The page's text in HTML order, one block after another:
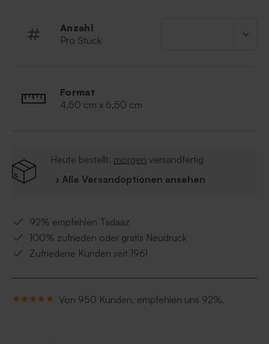
Palm Kernelate, Glycerin, Parfum, Sorbitol,
Coconut Acid, Sodium Chloride, Tetrasodium
Isomethyl Ionone, Limonene
Anzahl
Pro Stück
Format
4,50 cm x 6,50 cm
Heute bestellt, morgen versandfertig
› Alle Versandoptionen ansehen
92% empfehlen Tadaaz
100% zufrieden oder gratis Neudruck
Zufriedene Kunden seit 1961
Von 950 Kunden, empfehlen uns 92%.